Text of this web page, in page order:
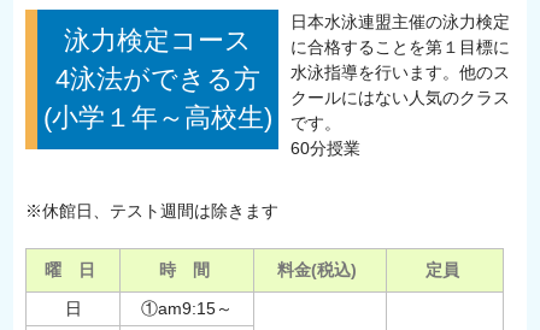
泳力検定コース
4泳法ができる方
(小学１年～高校生)
日本水泳連盟主催の泳力検定
に合格することを第１目標に
水泳指導を行います。他のス
クールにはない人気のクラス
です。
60分授業
※休館日、テスト週間は除きます
曜 日 時 間 料金(税込)
定員
日
①am9:15～